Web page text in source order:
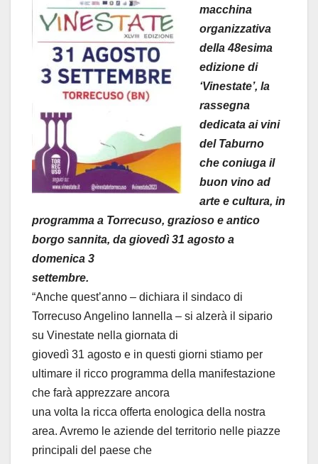
macchina
organizzativa
della 48esima
edizione di
‘Vinestate’, la
rassegna
dedicata ai vini
del Taburno
che coniuga il
buon vino ad
arte e cultura, in
programma a Torrecuso, grazioso e antico
borgo sannita, da giovedì 31 agosto a
domenica 3
settembre.
“Anche quest’anno – dichiara il sindaco di
Torrecuso Angelino Iannella – si alzerà il sipario
su Vinestate nella giornata di
giovedì 31 agosto e in questi giorni stiamo per
ultimare il ricco programma della manifestazione
che farà apprezzare ancora
una volta la ricca offerta enologica della nostra
area. Avremo le aziende del territorio nelle piazze
principali del paese che